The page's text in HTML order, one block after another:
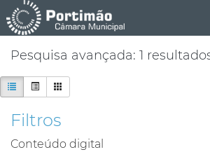
Pesquisa avançada: 1
Filtros
Conteúdo digital